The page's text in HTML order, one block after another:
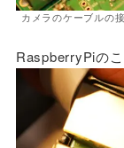
カメラのケーブルの
RaspberryPiの